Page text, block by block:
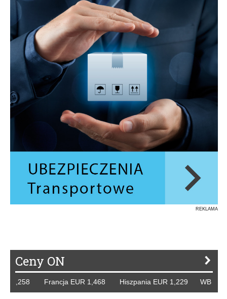
REKLAMA
Ceny ON
Francja EUR 1,468 Hiszpania EUR 1,229 WB